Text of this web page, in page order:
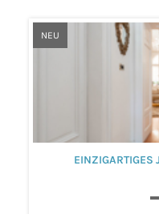
NEU
EINZIGARTIGES